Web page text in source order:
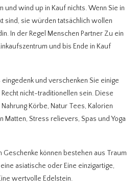
und wind up in Kauf nichts. Wenn Sie in
sind, sie würden tatsächlich wollen
In der Regel Menschen Partner Zu ein
und bis Ende in Kauf
und verschenken Sie einige
nicht-traditionellen sein. Diese
Körbe, Natur Tees, Kalorien
Matten, Stress relievers, Spas und Yoga
können bestehen aus Traum
asiatische oder Eine einzigartige,
wertvolle Edelstein.